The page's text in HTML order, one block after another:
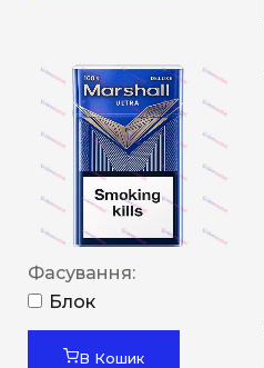
Фасування:
Блок
В Кошик